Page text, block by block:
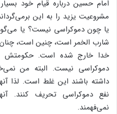
امام حسین درباره قیام خود
مشروعیت یزید را به این
یا چون دموکراسی نیست؟ یا
شارب الخمر است، چنین است،
خدا خارج شده است. حکومتش
دموکراسی نیست. البته من
داشته باشند این غلط است. لذا
نفع دموکراسی تحریف کنند.
نمی‌فهمند.